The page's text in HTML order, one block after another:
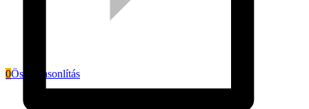
0Összehasonlítás